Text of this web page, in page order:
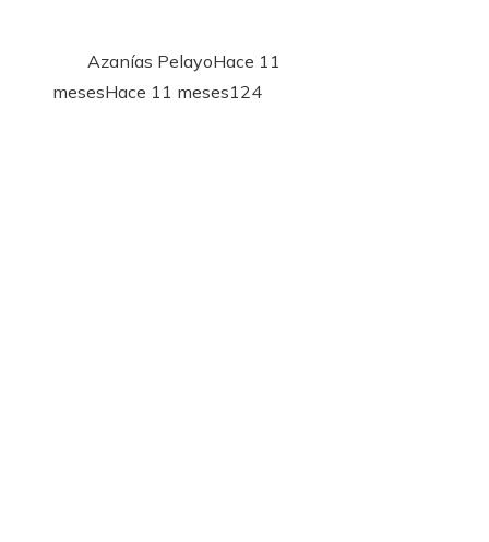
Azanías PelayoHace 11
mesesHace 11 meses124